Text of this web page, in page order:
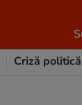
Criză politică